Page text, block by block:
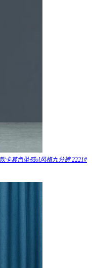
卡其色坠感ol风格九分裤 2221#